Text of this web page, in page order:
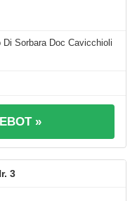
Sorbara Doc Cavicchioli
»
3